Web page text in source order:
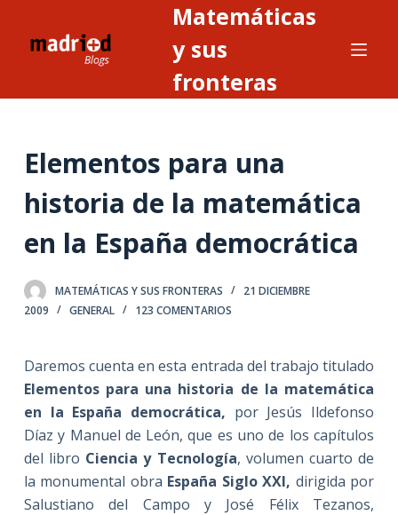
n
e
n
d
o
Matemáticas
y sus
fronteras
Elementos para una
historia de la matemática
en la España democrática
MATEMÁTICAS Y SUS FRONTERAS
21 DICIEMBRE
2009
GENERAL 123 COMENTARIOS
Daremos cuenta en esta entrada del trabajo titulado
Elementos para una historia de la matemática
en la España democrática, por Jesús Ildefonso
Díaz y Manuel de León, que es uno de los capítulos
del libro Ciencia y Tecnología, volumen cuarto de
la monumental obra España Siglo XXI, dirigida por
Salustiano del Campo y José Félix Tezanos,